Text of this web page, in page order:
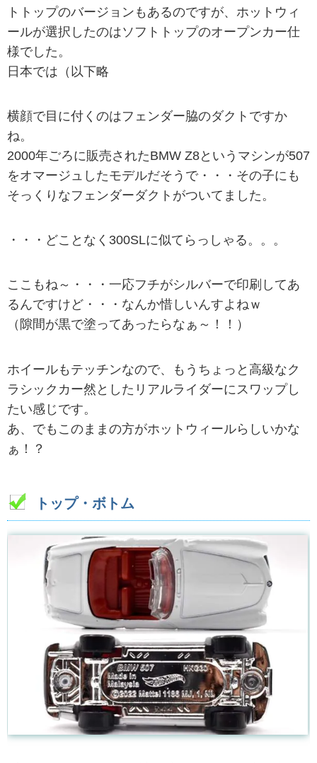
トトップのバージョンもあるのですが、ホットウィ
ールが選択したのはソフトトップのオープンカー仕
様でした。
日本では（以下略
横顔で目に付くのはフェンダー脇のダクトですか
ね。
2000年ごろに販売されたBMW Z8というマシンが507
をオマージュしたモデルだそうで・・・その子にも
そっくりなフェンダーダクトがついてました。
・・・どことなく300SLに似てらっしゃる。。。
ここもね～・・・一応フチがシルバーで印刷してあ
るんですけど・・・なんか惜しいんすよねｗ
（隙間が黒で塗ってあったらなぁ～！！）
ホイールもテッチンなので、もうちょっと高級なク
ラシックカー然としたリアルライダーにスワップし
たい感じです。
あ、でもこのままの方がホットウィールらしいかな
ぁ！？
トップ・ボトム